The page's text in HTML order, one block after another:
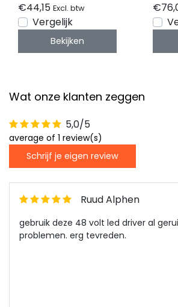
€44,15 Excl. btw
Vergelijk
Bekijken
Wat onze klanten zeggen
5,0/5
average of 1 review(s)
Schrijf je eigen review
Ruud Alphen
gebruik deze 48 volt led driver al
problemen. erg tevreden.